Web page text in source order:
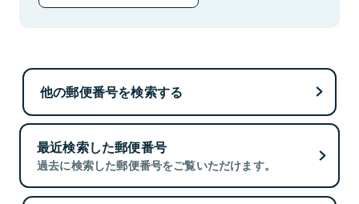
他の郵便番号を検索する
最近検索した郵便番号
過去に検索した郵便番号をご覧いただけます。